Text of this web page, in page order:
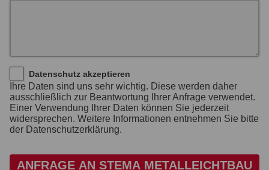
Datenschutz akzeptieren
Ihre Daten sind uns sehr wichtig. Diese werden daher
ausschließlich zur Beantwortung Ihrer Anfrage verwendet.
Einer Verwendung Ihrer Daten können Sie jederzeit
widersprechen. Weitere Informationen entnehmen Sie bitte
der Datenschutzerklärung.
ANFRAGE AN STEMA METALLEICHTBAU